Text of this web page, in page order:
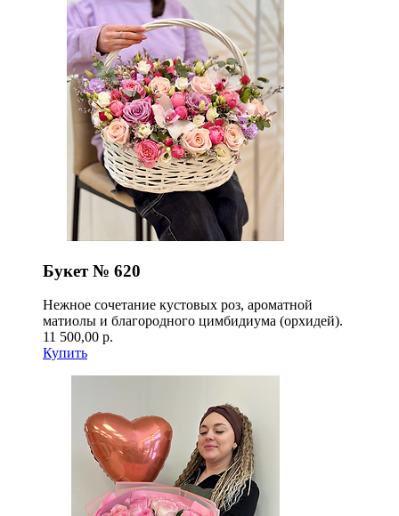
Букет № 620
Нежное сочетание кустовых роз, ароматной
матиолы и благородного цимбидиума (орхидей).
11 500,00 р.
Купить